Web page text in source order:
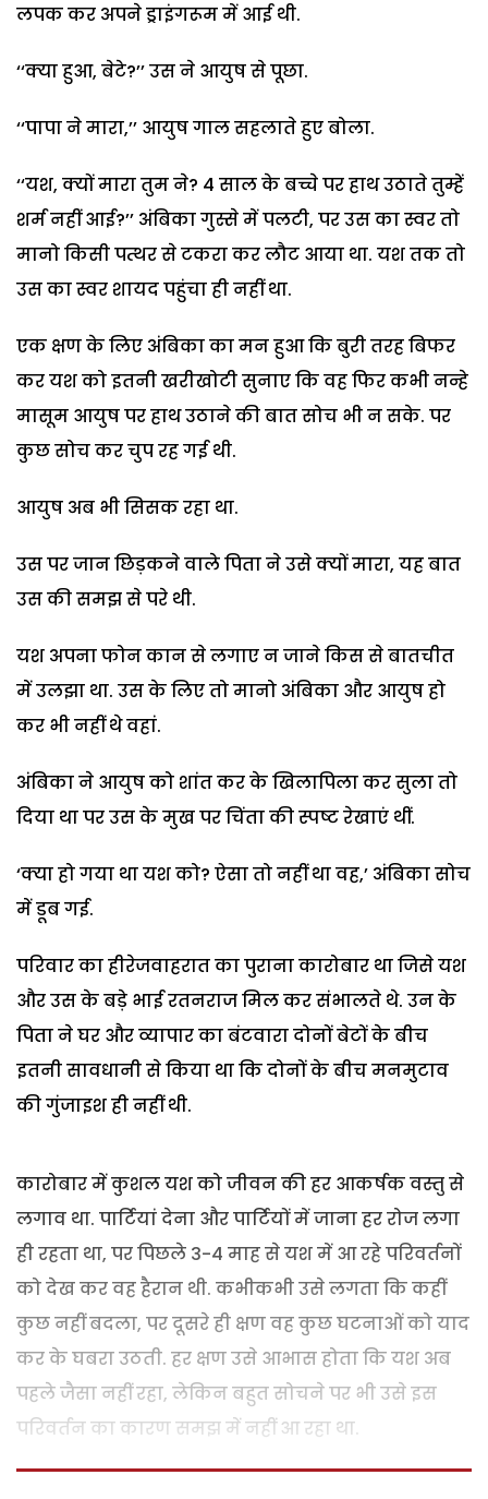
लपक कर अपने ड्राइंगरूम में आई थी.
‘‘क्या हुआ, बेटे?’’ उस ने आयुष से पूछा.
‘‘पापा ने मारा,’’ आयुष गाल सहलाते हुए बोला.
‘‘यश, क्यों मारा तुम ने? 4 साल के बच्चे पर हाथ उठाते तुम्हें
शर्म नहीं आई?’’ अंबिका गुस्से में पलटी, पर उस का स्वर तो
मानो किसी पत्थर से टकरा कर लौट आया था. यश तक तो
उस का स्वर शायद पहुंचा ही नहीं था.
एक क्षण के लिए अंबिका का मन हुआ कि बुरी तरह बिफर
कर यश को इतनीखरीखोटीसुनाए कि वह फिर कभी नन्हे
मासूम आयुष पर हाथ उठाने की बात सोच भी न सके. पर
कुछ सोच कर चुप रह गई थी.
आयुष अब भी सिसक रहा था.
उस पर जान छिड़कने वाले पिता ने उसे क्यों मारा, यह बात
उस की समझ से परे थी.
यश अपना फोन कान से लगाए न जाने किस से बातचीत
में उलझा था. उस के लिए तो मानो अंबिका और आयुष हो
कर भी नहीं थे वहां.
अंबिका ने आयुष को शांत कर के खिलापिला कर सुला तो
दिया था पर उस के मुख पर चिंता की स्पष्ट रेखाएं थीं.
‘क्या हो गया था यश को? ऐसा तो नहीं था वह,’ अंबिका सोच
में डूब गई.
परिवार का हीरेजवाहरात का पुराना कारोबार था जिसे यश
और उस के बड़े भाई रतनराज मिल कर संभालते थे. उन के
पिता ने घर और व्यापार का बंटवारा दोनों बेटों के बीच
इतनी सावधानी से किया था कि दोनों के बीच मनमुटाव
की गुंजाइश ही नहीं थी.
कारोबार में कुशल यश को जीवन की हर आकर्षक वस्तु से
लगाव था. पार्टियां देना और पार्टियों में जाना हर रोज लगा
ही रहता था, पर पिछले 3-4 माह से यश में आ रहे परिवर्तनों
को देख कर वह हैरान थी. कभीकभी उसे लगता कि कहीं
कुछ नहीं बदला, पर दूसरे ही क्षण वह कुछ घटनाओं को याद
कर के घबरा उठती. हर क्षण उसे आभास होता कि यश अब
पहले जैसा नहीं रहा, लेकिन बहुत सोचने पर भी उसे इस
परिवर्तन का कारण समझ में नहीं आ रहा था.